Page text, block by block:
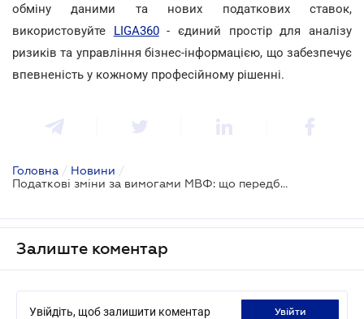
обміну даними та нових податкових ставок,
використовуйте LIGA360- єдиний простір для аналізу
ризиків та управління бізнес-інформацією, що забезпечує
впевненість у кожному професійному рішенні.
Головна / Новини /
Податкові зміни за вимогами МВФ: що передбачає новий законопроєкт
Залиште коментар
Увійдіть, щоб залишити коментар увійти